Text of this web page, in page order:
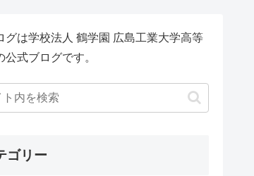
グは学校法人 鶴学園 広島工業大学高等
公式ブログです。
ゴリー